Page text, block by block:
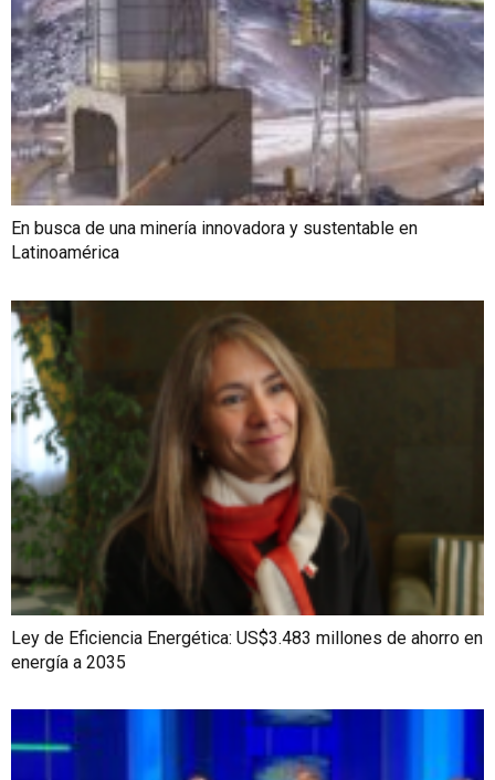
En busca de una minería innovadora y sustentable en
Latinoamérica
Ley de Eficiencia Energética: US$3.483 millones de ahorro en
energía a 2035